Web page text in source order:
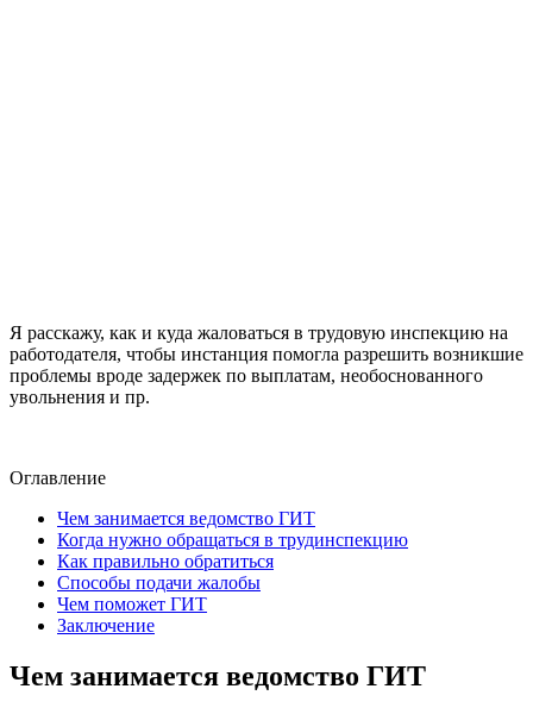
Я расскажу, как и куда жаловаться в трудовую инспекцию на
работодателя, чтобы инстанция помогла разрешить возникшие
проблемы вроде задержек по выплатам, необоснованного
увольнения и пр.
Оглавление
Чем занимается ведомство ГИТ
Когда нужно обращаться в трудинспекцию
Как правильно обратиться
Способы подачи жалобы
Чем поможет ГИТ
Заключение
Чем занимается ведомство ГИТ